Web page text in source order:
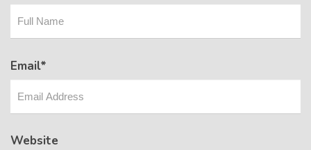
Email*
Website